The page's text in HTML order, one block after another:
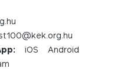
iOS
Android